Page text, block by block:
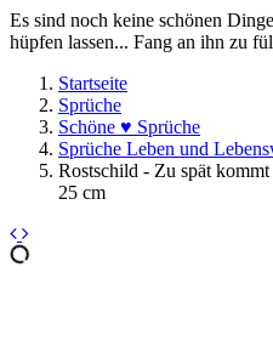
Es sind noch keine schönen
hüpfen lassen... Fang an ihn zu
Startseite
Sprüche
Schöne ♥ Sprüche
Sprüche Leben und
Rostschild - Zu spät
25 cm